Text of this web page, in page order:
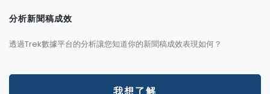
分析新聞稿成效
透過Trek數據平台的分析讓您知道你的新聞稿成效表現如何？
我想了解